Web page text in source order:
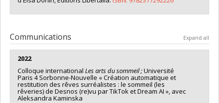
Communications Expand all
2022
Colloque international Les arts du sommeil ;Université
Paris 4 Sorbonne-Nouvelle « Création automatique et
restitution des rêves surréalistes : le sommeil (les
rêveries) de Desnos (re)vu par TikTok et Dream AI », avec
Aleksandra Kaminska